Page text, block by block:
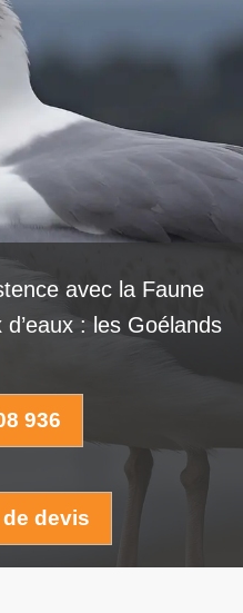
avec la Faune
: les Goélands
936
devis